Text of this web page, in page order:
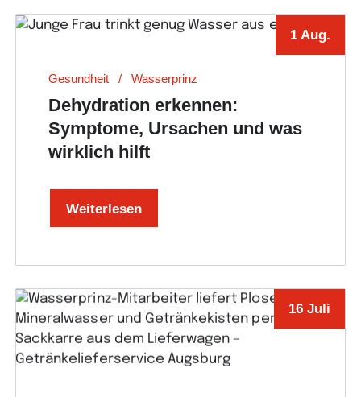
1 Aug.
Gesundheit Wasserprinz
Dehydration erkennen:
Symptome, Ursachen und was
wirklich hilft
Weiterlesen
16 Juli